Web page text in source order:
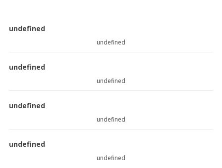
undefined
undefined
undefined
undefined
undefined
undefined
undefined
undefined